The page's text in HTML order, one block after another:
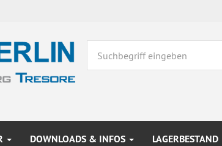
DOWNLOADS & INFOS LAGERBESTAND